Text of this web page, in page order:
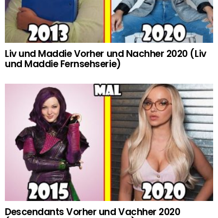
Liv und Maddie Vorher und Nachher 2020 (Liv
und Maddie Fernsehserie)
Descendants Vorher und Vachher 2020